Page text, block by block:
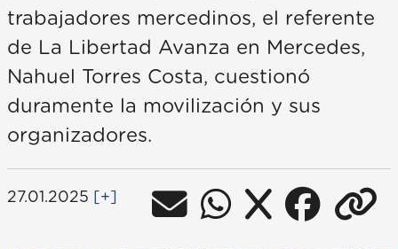
trabajadores mercedinos, el referente
de La Libertad Avanza en Mercedes,
Nahuel Torres Costa, cuestionó
duramente la movilización y sus
organizadores.
27.01.2025 [+]